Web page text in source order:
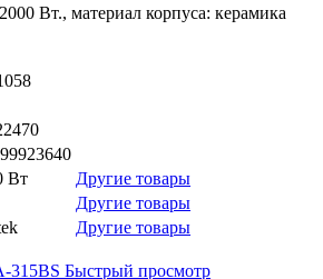
Вт., материал корпуса: керамика
Вт
Другие товары
Другие товары
Другие товары
Быстрый просмотр